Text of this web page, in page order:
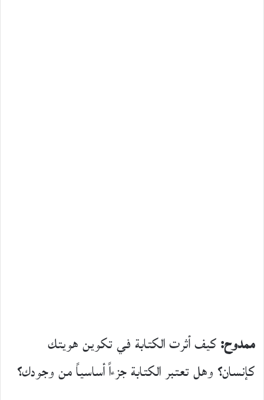
ممدوح:كيف أثرت الكتابة في تكوين هويتك
كإنسان؟ وهل تعتبر الكتابة جزءاً أساسياً من وجودك؟